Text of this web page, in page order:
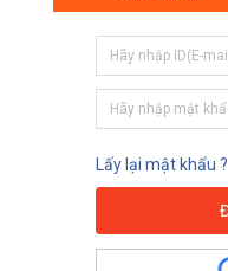
Lấy lại mật khẩu ?